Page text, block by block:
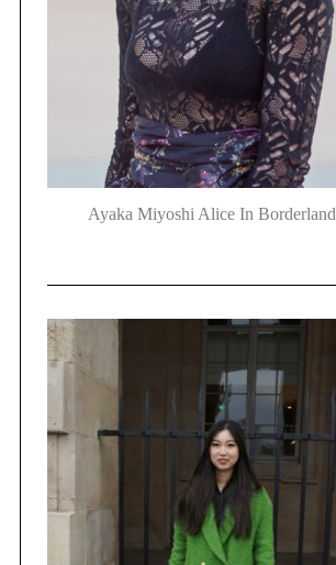
Ayaka Miyoshi Alice In Borderland